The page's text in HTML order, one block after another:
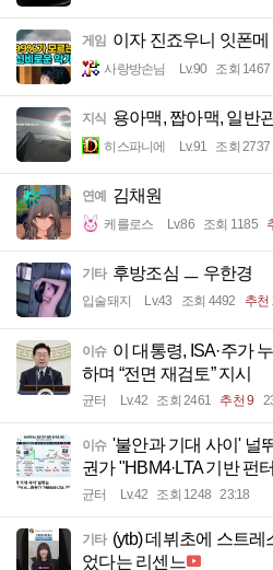
게임 이자 진죠우니 잇폰메
사랑방손님 Lv.90 조회 1467
지식 용아맥, 짭아맥, 일반
히스파니에 Lv.91 조회 2737
연예 김채원
케를로스 Lv.86 조회 1185
기타 후방조심 ㅡ 우한경
입술돼지 Lv.43 조회 4492 추천
이슈 이 대통령, ISA·주가
하며 “전면 재검토” 지시
균터 Lv.42 조회 2461 추천 9
이슈 '불안과 기대 사이'
권가 "HBM4·LTA 기반 펀
균터 Lv.42 조회 1248 23:18
기타 (ytb) 데뷔초에 스트
었다는 리센느